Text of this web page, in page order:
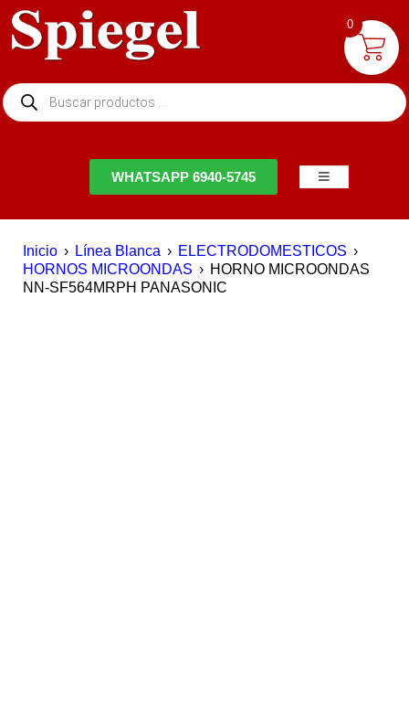
WHATSAPP 6940-5745
Inicio › Línea Blanca › ELECTRODOMESTICOS ›
HORNOS MICROONDAS › HORNO MICROONDAS
NN-SF564MRPH PANASONIC
0